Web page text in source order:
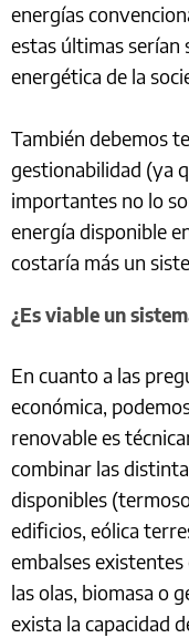
energías
estas últimas serían
energética de la
También debemos
gestionabilidad (ya
importantes no lo
energía disponible
costaría más un
¿Es viable un
En cuanto a las
económica,
renovable es
combinar las
disponibles
edificios, eólica
embalses
las olas, biomasa o
exista la capacidad